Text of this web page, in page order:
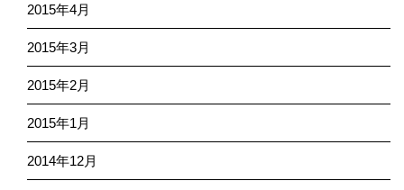
2015年4月
2015年3月
2015年2月
2015年1月
2014年12月